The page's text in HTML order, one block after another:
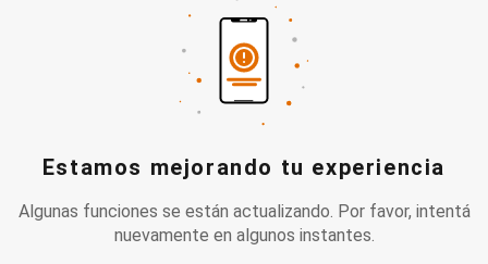
Estamos mejorando tu experiencia
Algunas funciones se están actualizando. Por favor, intentá
nuevamente en algunos instantes.